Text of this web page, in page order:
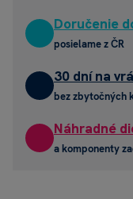
Doručenie
posielame z ČR
30 dní na
bez zbytočných
Náhradné
a komponenty